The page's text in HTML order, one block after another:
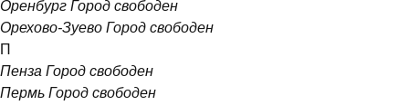
Оренбург Город свободен
Орехово-Зуево Город свободен
П
Пенза Город свободен
Пермь Город свободен